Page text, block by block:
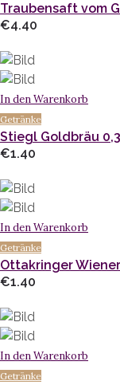
Traubensaft vom
€4.40
In den Warenkorb
Getränke
Stiegl Goldbräu
€1.40
In den Warenkorb
Getränke
Ottakringer
€1.40
In den Warenkorb
Getränke